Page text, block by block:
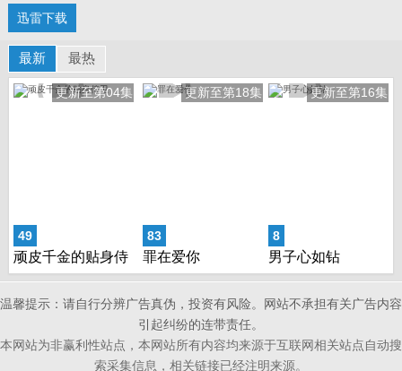
迅雷下载
最新 最热
49
更新至第04集
顽皮千金的贴身侍
卫
83
更新至第18集
罪在爱你
8
更新至第16集
男子心如钻
温馨提示：请自行分辨广告真伪，投资有风险。网站不承担有关广告内容
引起纠纷的连带责任。
本网站为非赢利性站点，本网站所有内容均来源于互联网相关站点自动搜
索采集信息，相关链接已经注明来源。